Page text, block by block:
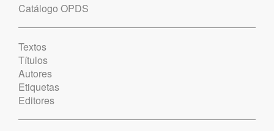
Catálogo OPDS
Textos
Títulos
Autores
Etiquetas
Editores